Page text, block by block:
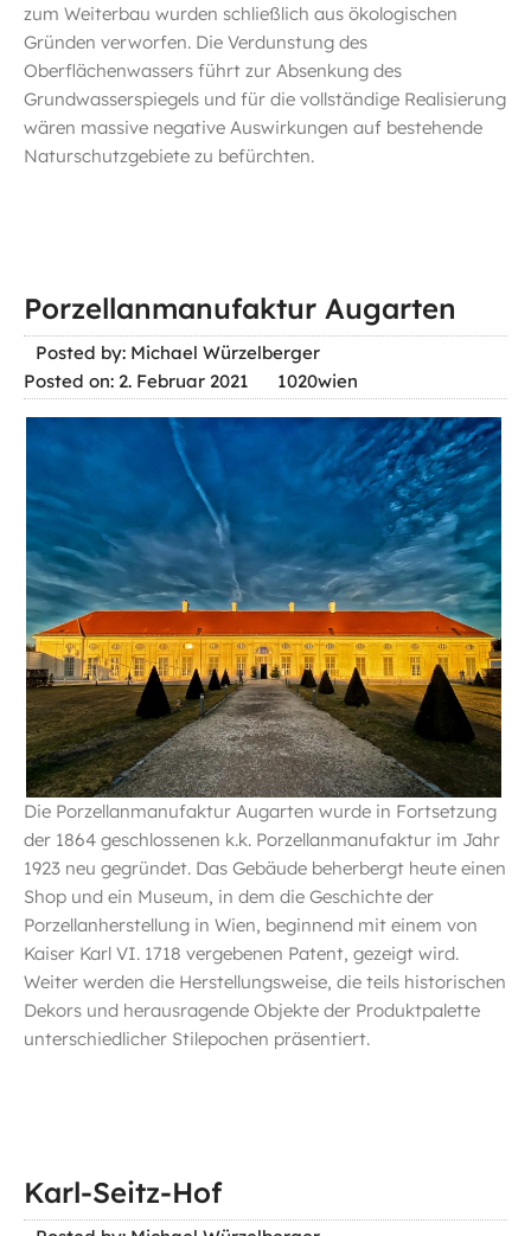
zum Weiterbau wurden schließlich aus ökologischen
Gründen verworfen. Die Verdunstung des
Oberflächenwassers führt zur Absenkung des
Grundwasserspiegels und für die vollständige Realisierung
wären massive negative Auswirkungen auf bestehende
Naturschutzgebiete zu befürchten.
Porzellanmanufaktur Augarten
Posted by: Michael Würzelberger
Posted on: 2. Februar 2021
1020wien
Die Porzellanmanufaktur Augarten wurde in Fortsetzung
der 1864 geschlossenen k.k. Porzellanmanufaktur im Jahr
1923 neu gegründet. Das Gebäude beherbergt heute einen
Shop und ein Museum, in dem die Geschichte der
Porzellanherstellung in Wien, beginnend mit einem von
Kaiser Karl VI. 1718 vergebenen Patent, gezeigt wird.
Weiter werden die Herstellungsweise, die teils historischen
Dekors und herausragende Objekte der Produktpalette
unterschiedlicher Stilepochen präsentiert.
Karl-Seitz-Hof